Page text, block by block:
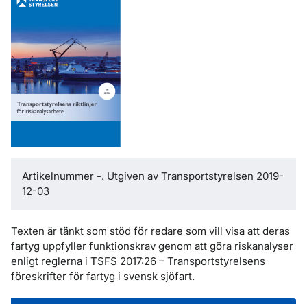
Artikelnummer -. Utgiven av Transportstyrelsen 2019-
12-03
Texten är tänkt som stöd för redare som vill visa att deras
fartyg uppfyller funktionskrav genom att göra riskanalyser
enligt reglerna i TSFS 2017:26 – Transportstyrelsens
föreskrifter för fartyg i svensk sjöfart.